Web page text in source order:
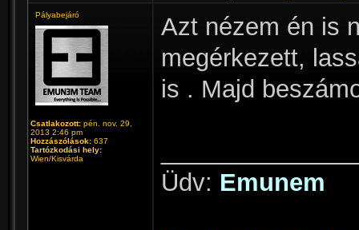
Pályabejáró
Csatlakozott: pén. nov. 29,
2013 2:46 pm
Hozzászólások: 637
Tartózkodási hely:
Wien/Kisvárda
Azt nézem én is
megérkezett,
is . Majd
Üdv: Emunem